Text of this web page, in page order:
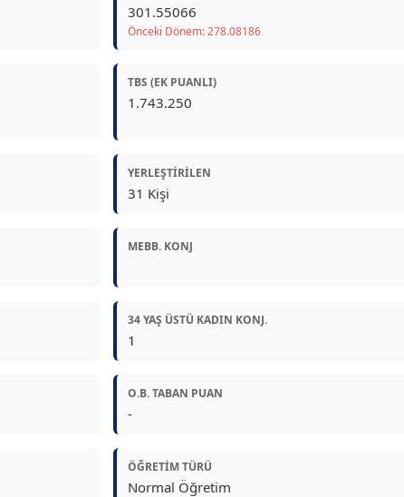
301.55066
Önceki Dönem: 278.08186
TBS (EK PUANLI)
1.743.250
YERLEŞTIRILEN
31 Kişi
MEBB. KONJ
34 YAŞ ÜSTÜ KADIN KONJ.
1
O.B. TABAN PUAN
-
ÖĞRETIM TÜRÜ
Normal Öğretim